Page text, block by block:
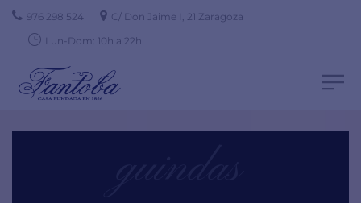
976 298 524
C/ Don Jaime I, 21 Zaragoza
Lun-Dom: 10h a 22h